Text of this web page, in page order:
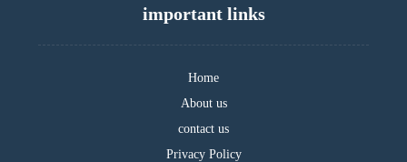
important links
Home
About us
contact us
Privacy Policy